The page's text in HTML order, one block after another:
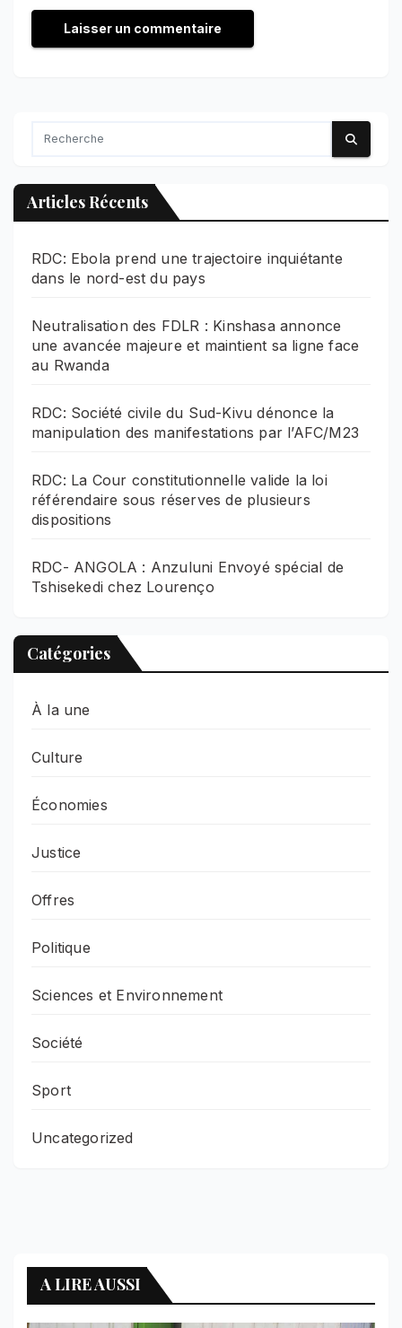
Articles Récents
RDC: Ebola prend une trajectoire inquiétante
dans le nord-est du pays
Neutralisation des FDLR : Kinshasa annonce
une avancée majeure et maintient sa ligne face
au Rwanda
RDC: Société civile du Sud-Kivu dénonce la
manipulation des manifestations par l’AFC/M23
RDC: La Cour constitutionnelle valide la loi
référendaire sous réserves de plusieurs
dispositions
RDC- ANGOLA : Anzuluni Envoyé spécial de
Tshisekedi chez Lourenço
Catégories
À la une
Culture
Économies
Justice
Offres
Politique
Sciences et Environnement
Société
Sport
Uncategorized
A LIRE AUSSI